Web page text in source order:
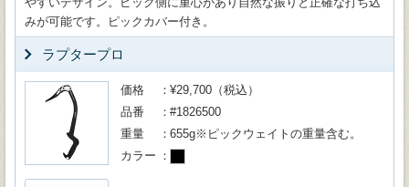
みが可能です。ピックカバー付き。
ラプタープロ
価格
¥29,700（税込）
品番
#1826500
重量
655g※ピックウェイトの重量含む。
カラー